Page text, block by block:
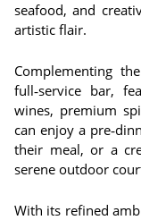
seafood, and
artistic flair.
Complementing
full‑service bar,
wines, premium
can enjoy a
their meal, or a
serene outdoor
With its refined